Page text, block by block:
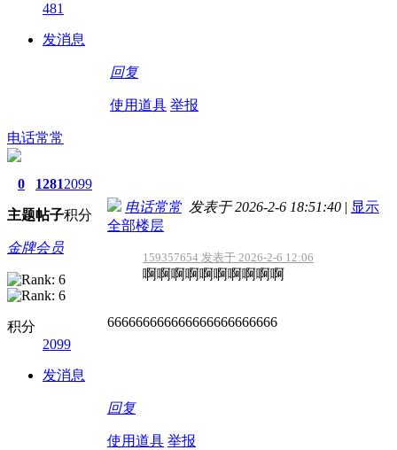
481
发消息
回复
使用道具 举报
电话常常
0
主题
1281
帖子
2099
积分
金牌会员
积分
2099
发消息
电话常常发表于 2026-2-6 18:51:40 | 显示
全部楼层
159357654 发表于 2026-2-6 12:06
啊啊啊啊啊啊啊啊啊啊
666666666666666666666666
回复
使用道具 举报